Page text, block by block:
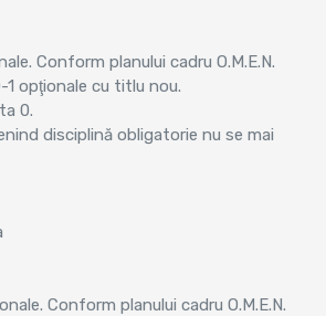
Conform planului cadru O.M.E.N.
opţionale cu titlu nou.
0.
disciplină obligatorie nu se mai
Conform planului cadru O.M.E.N.